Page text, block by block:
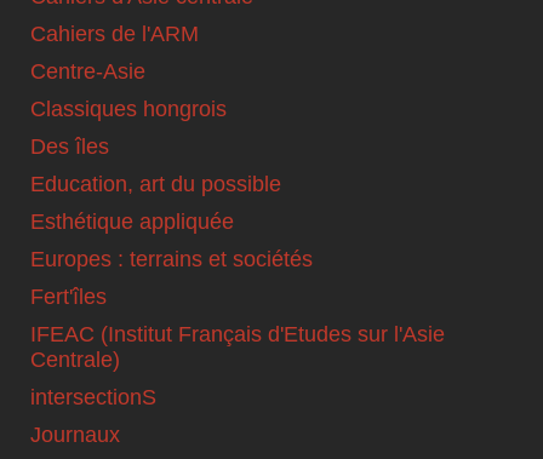
Cahiers de l'ARM
Centre-Asie
Classiques hongrois
Des îles
Education, art du possible
Esthétique appliquée
Europes : terrains et sociétés
Fert'îles
IFEAC (Institut Français d'Etudes sur l'Asie
Centrale)
intersectionS
Journaux